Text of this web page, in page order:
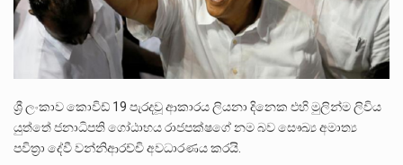
ශ්‍රී ලංකාව කොවිඩ් 19 පැරදවූ ආකාරය ලියනා දිනෙක එහි මුලින්ම ලිවිය
යුත්තේ ජනාධිපති ගෝඨාභය රාජපක්ෂගේ නම බව සෞඛ්‍ය අමාත්‍ය
පවිත්‍රා දේවී වන්නිආරච්චි අවධාරණය කරයි.